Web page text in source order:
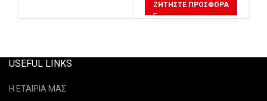
ΖΗΤΉΣΤΕ ΠΡΟΣΦΟΡΆ
USEFUL LINKS
Η ΕΤΑΙΡΙΑ ΜΑΣ